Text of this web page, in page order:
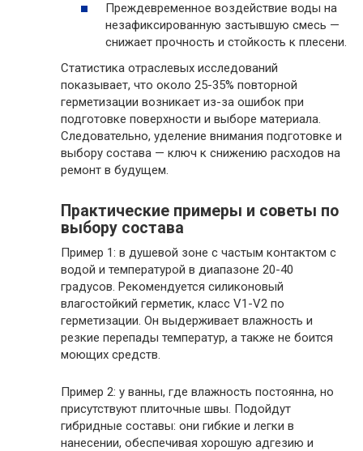
Преждевременное воздействие воды на
незафиксированную застывшую смесь —
снижает прочность и стойкость к плесени.
Статистика отраслевых исследований
показывает, что около 25-35% повторной
герметизации возникает из-за ошибок при
подготовке поверхности и выборе материала.
Следовательно, уделение внимания подготовке и
выбору состава — ключ к снижению расходов на
ремонт в будущем.
Практические примеры и советы по
выбору состава
Пример 1: в душевой зоне с частым контактом с
водой и температурой в диапазоне 20-40
градусов. Рекомендуется силиконовый
влагостойкий герметик, класс V1-V2 по
герметизации. Он выдерживает влажность и
резкие перепады температур, а также не боится
моющих средств.
Пример 2: у ванны, где влажность постоянна, но
присутствуют плиточные швы. Подойдут
гибридные составы: они гибкие и легки в
нанесении, обеспечивая хорошую адгезию и